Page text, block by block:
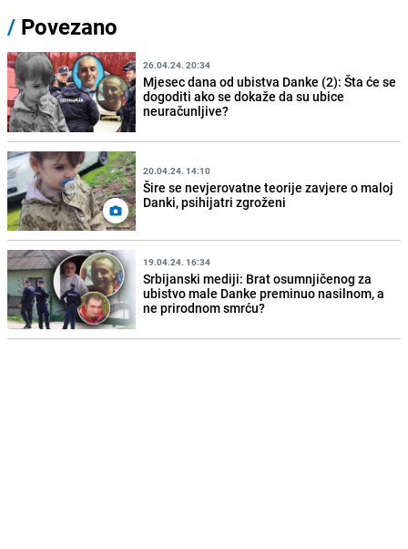
/ Povezano
26.04.24. 20:34
Mjesec dana od ubistva Danke (2): Šta će se
dogoditi ako se dokaže da su ubice
neuračunljive?
20.04.24. 14:10
Šire se nevjerovatne teorije zavjere o maloj
Danki, psihijatri zgroženi
19.04.24. 16:34
Srbijanski mediji: Brat osumnjičenog za
ubistvo male Danke preminuo nasilnom, a
ne prirodnom smrću?